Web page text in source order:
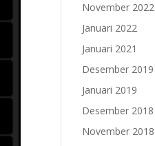
November 2022
Januari 2022
Januari 2021
Desember 2019
Januari 2019
Desember 2018
November 2018